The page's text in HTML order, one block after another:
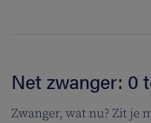
Net zwanger: 0
Zwanger, wat nu? Zit je